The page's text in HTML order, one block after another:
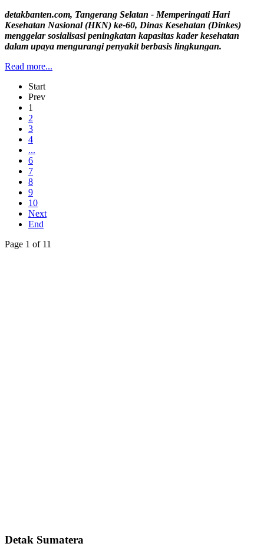
detakbanten.com, Tangerang Selatan - Memperingati Hari
Kesehatan Nasional (HKN) ke-60, Dinas Kesehatan (Dinkes)
menggelar sosialisasi peningkatan kapasitas kader kesehatan
dalam upaya mengurangi penyakit berbasis lingkungan.
Read more...
Start
Prev
1
2
3
4
...
6
7
8
9
10
Next
End
Page 1 of 11
Detak Sumatera